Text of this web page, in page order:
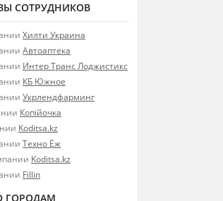
СОТРУДНИКОВ
Хилти Украина
Автоаптека
Интер Транс Лоджистикс
КБ Южное
Укрлендфарминг
Копійочка
Koditsa.kz
Техно Ёж
Koditsa.kz
Fillin
ГОРОДАМ